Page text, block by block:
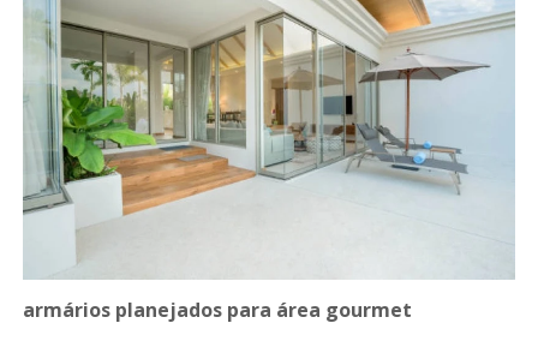
armários planejados para área gourmet